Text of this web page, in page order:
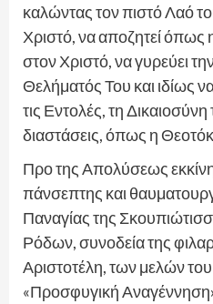
καλώντας τον πιστό Λαό
Χριστό, να αποζητεί όπως
στον Χριστό, να γυρεύει
Θελήματός Του και ιδίως
τις Εντολές, τη
διαστάσεις, όπως η
Προ της Απολύσεως
πάνσεπτης και
Παναγίας της
Ρόδων, συνοδεία της
Αριστοτέλη, των μελών
«Προσφυγική